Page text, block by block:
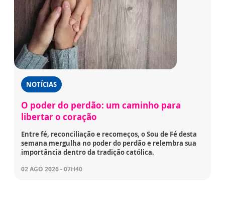
NOTÍCIAS
O poder do perdão: um caminho para
libertar o coração
Entre fé, reconciliação e recomeços, o Sou de Fé desta
semana mergulha no poder do perdão e relembra sua
importância dentro da tradição católica.
02 AGO 2026 - 07H40